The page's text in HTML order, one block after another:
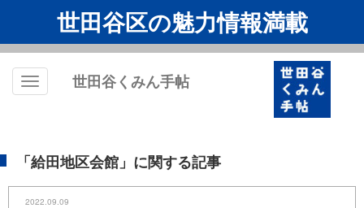
世田谷区の魅力情報満載
Toggle
世田谷くみん手帖
「給田地区会館」に関する記事
2022.09.09